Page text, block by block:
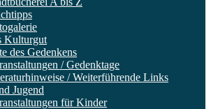
Kulturgut
des Gedenkens
/ Gedenktage
/ Weiterführende Links
Jugend
für Kinder